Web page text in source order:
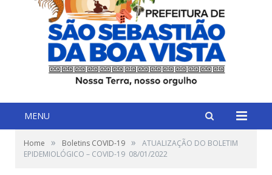
MENU
Home » Boletins COVID-19 »
ATUALIZAÇÃO DO BOLETIM
EPIDEMIOLÓGICO – COVID-19 08/01/2022